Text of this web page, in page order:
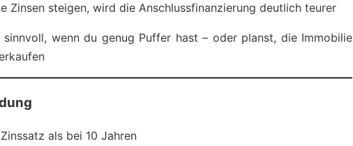
Zinsen steigen, wird die Anschlussfinanzierung deutlich teurer
sinnvoll, wenn du genug Puffer hast – oder planst, die Immobilie
als bei 10 Jahren